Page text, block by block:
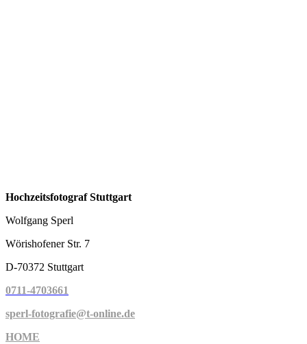
Hochzeitsfotograf Stuttgart
Wolfgang Sperl
Wörishofener Str. 7
D-70372 Stuttgart
0711-4703661
sperl-fotografie@t-online.de
HOME